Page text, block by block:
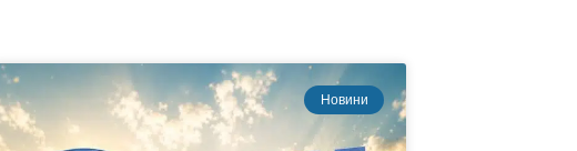
Новини